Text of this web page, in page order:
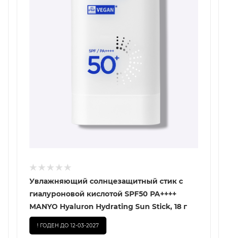
Увлажняющий солнцезащитный стик с
гиалуроновой кислотой SPF50 PA++++
MANYO Hyaluron Hydrating Sun Stick, 18 г
! ГОДЕН ДО 12-03-2027